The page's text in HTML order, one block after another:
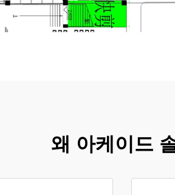
왜 아케이드